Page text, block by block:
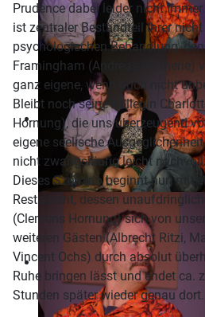
Prudence dabei leider nicht
ist zentraler Bestandteil ihrer
psychologischen Behandlung,
Framingham (Andreas Wirtherle)
ganz eigene, wenn auch nicht
Bleibt noch seine Kollegin
Hornung), die uns überzeugend
eigene seelische
nicht zwangsläufig leicht
Dieses Szenario beginnt nun mit
Restaurant, dessen
(Clemens Hornung) sich von
weiteren Gästen (Albrecht Ritzi,
Vincent Ochs) durch absolut
Ruhe bringen lässt und endet ca.
Stunden später wieder genau dort.